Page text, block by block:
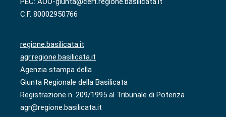
C.F. 80002950766
regione.basilicata.it
agr.regione.basilicata.it
Agenzia stampa della
Giunta Regionale della Basilicata
Registrazione n. 209/1995 al Tribunale di Potenza
agr@regione.basilicata.it